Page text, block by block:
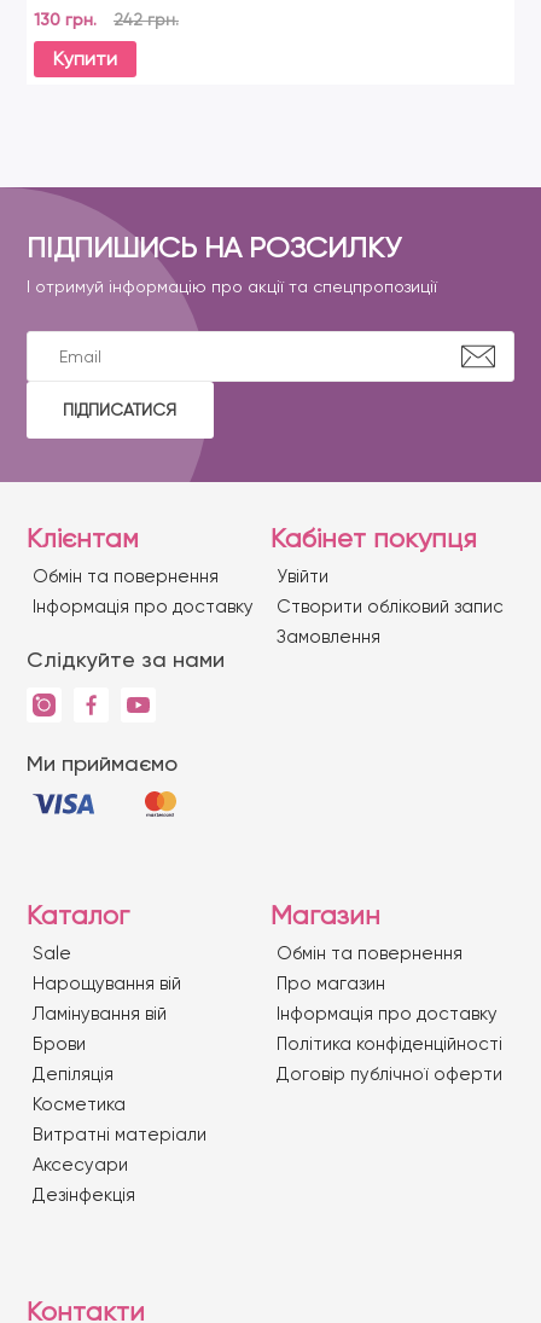
130 грн. 242 грн.
Купити
ПІДПИШИСЬ НА РОЗСИЛКУ
І отримуй інформацію про акції та спецпропозиції
ПІДПИСАТИСЯ
Клієнтам
Обмін та повернення
Iнформація про доставку
Слідкуйте за нами
Ми приймаємо
Кабінет покупця
Увійти
Створити обліковий запис
Замовлення
Каталог
Sale
Нарощування вій
Ламінування вій
Брови
Депіляція
Косметика
Витратні матеріали
Аксесуари
Дезінфекція
Магазин
Обмін та повернення
Про магазин
Iнформація про доставку
Політика конфіденційності
Договір публічної оферти
Контакти